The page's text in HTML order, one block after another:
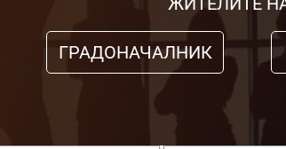
ГРАДОНАЧАЛНИК